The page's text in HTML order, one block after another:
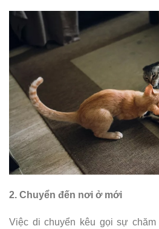
2. Chuyển đến nơi ở mới
Việc di chuyển kêu gọi sự